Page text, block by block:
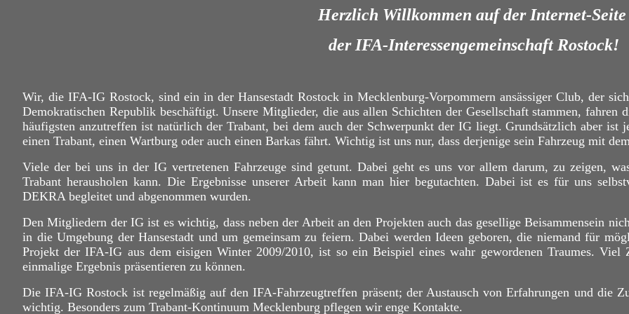
Herzlich Willkommen auf der Internet-Seite
der IFA-Interessengemeinschaft Rostock!
Wir, die IFA-IG Rostock, sind ein in der Hansestadt Rostock in Mecklenburg-Vorpommern ansässiger Club, der
Demokratischen Republik beschäftigt. Unsere Mitglieder, die aus allen Schichten der Gesellschaft stammen, fahren
häufigsten anzutreffen ist natürlich der Trabant, bei dem auch der Schwerpunkt der IG liegt. Grundsätzlich aber
einen Trabant, einen Wartburg oder auch einen Barkas fährt. Wichtig ist uns nur, dass derjenige sein Fahrzeug mit
Viele der bei uns in der IG vertretenen Fahrzeuge sind getunt. Dabei geht es uns vor allem darum, zu zeigen,
Trabant herausholen kann. Die Ergebnisse unserer Arbeit kann man hier begutachten. Dabei ist es für uns
DEKRA begleitet und abgenommen wurden.
Den Mitgliedern der IG ist es wichtig, dass neben der Arbeit an den Projekten auch das gesellige Beisammensein
in die Umgebung der Hansestadt und um gemeinsam zu feiern. Dabei werden Ideen geboren, die niemand für
Projekt der IFA-IG aus dem eisigen Winter 2009/2010, ist so ein Beispiel eines wahr gewordenen Traumes.
einmalige Ergebnis präsentieren zu können.
Die IFA-IG Rostock ist regelmäßig auf den IFA-Fahrzeugtreffen präsent; der Austausch von Erfahrungen und die
wichtig. Besonders zum Trabant-Kontinuum Mecklenburg pflegen wir enge Kontakte.